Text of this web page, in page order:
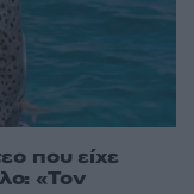
που είχε
«Τον